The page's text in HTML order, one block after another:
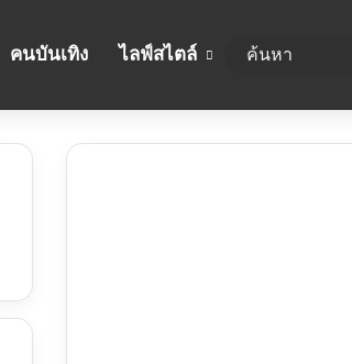
คนบันเทิง ไลฟ์สไตล์